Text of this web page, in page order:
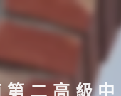
第二高級中